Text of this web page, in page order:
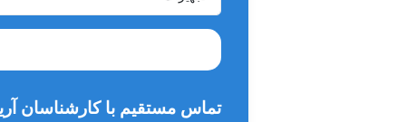
تماس مستقیم با کارشناسان